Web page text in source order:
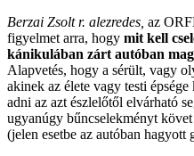
Berzai Zsolt r. alezredes, az
figyelmet arra, hogy mit kell
kánikulában zárt autóban
Alapvetés, hogy a sérült, vagy
akinek az élete vagy testi
adni az azt észlelőtől elvárható
ugyanúgy bűncselekményt
(jelen esetbe az autóban hagyott